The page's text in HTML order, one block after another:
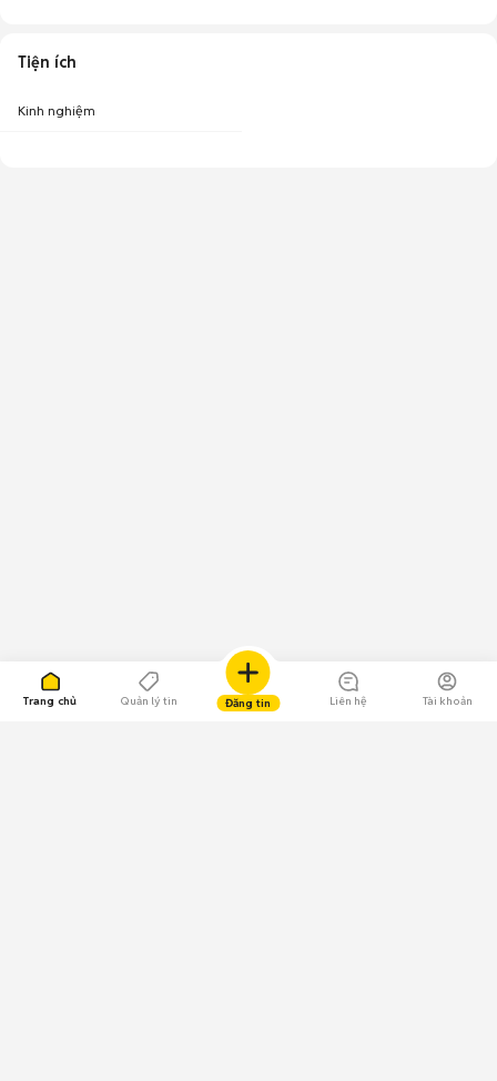
Trang chủ Quản lý tin Đăng tin Liên hệ Tài khoản
Tiện ích
Kinh nghiệm